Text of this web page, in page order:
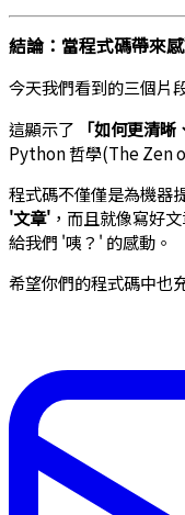
結論：當程式碼帶來
今天我們看到的三個片
這顯示了 「如何更清
Python 哲學(The Zen
程式碼不僅僅是為機器
'文章' ，而且就像寫好
給我們 '咦？' 的感動。
希望你們的程式碼中也